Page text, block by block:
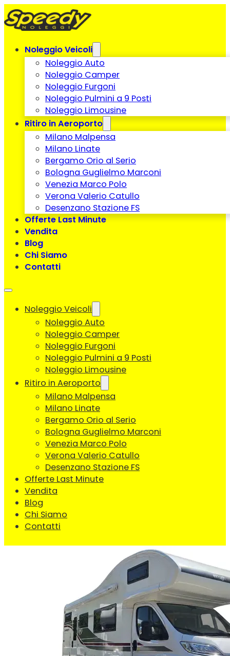
Noleggio Veicoli
Noleggio Auto
Noleggio Camper
Noleggio Furgoni
Noleggio Pulmini a 9 Posti
Noleggio Limousine
Ritiro in Aeroporto
Milano Malpensa
Milano Linate
Bergamo Orio al Serio
Bologna Guglielmo Marconi
Venezia Marco Polo
Verona Valerio Catullo
Desenzano Stazione FS
Offerte Last Minute
Vendita
Blog
Chi Siamo
Contatti
Noleggio Veicoli
Noleggio Auto
Noleggio Camper
Noleggio Furgoni
Noleggio Pulmini a 9 Posti
Noleggio Limousine
Ritiro in Aeroporto
Milano Malpensa
Milano Linate
Bergamo Orio al Serio
Bologna Guglielmo Marconi
Venezia Marco Polo
Verona Valerio Catullo
Desenzano Stazione FS
Offerte Last Minute
Vendita
Blog
Chi Siamo
Contatti